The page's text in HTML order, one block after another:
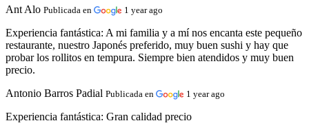
Ant Alo Publicada en 1 year ago
Experiencia fantástica: A mi familia y a mí nos encanta este pequeño
restaurante, nuestro Japonés preferido, muy buen sushi y hay que
probar los rollitos en tempura. Siempre bien atendidos y muy buen
precio.
Antonio Barros Padial Publicada en 1 year ago
Experiencia fantástica: Gran calidad precio